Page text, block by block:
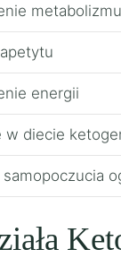
energii
w diecie
samopoczucia